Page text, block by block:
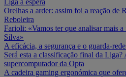
Orelhas a arder: assim foi a reação de
Reboleira
Farioli: «Vamos ter que analisar mais
Silva»
A eficácia, a segurança e o guarda-
Será esta a classificação final da Liga?
supercomputador da Opta
A cadeira gaming ergonómica que